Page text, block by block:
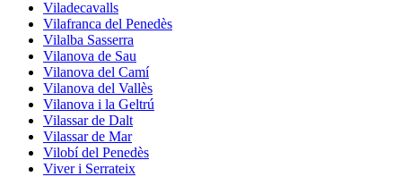
Viladecavalls
Vilafranca del Penedès
Vilalba Sasserra
Vilanova de Sau
Vilanova del Camí
Vilanova del Vallès
Vilanova i la Geltrú
Vilassar de Dalt
Vilassar de Mar
Vilobí del Penedès
Viver i Serrateix